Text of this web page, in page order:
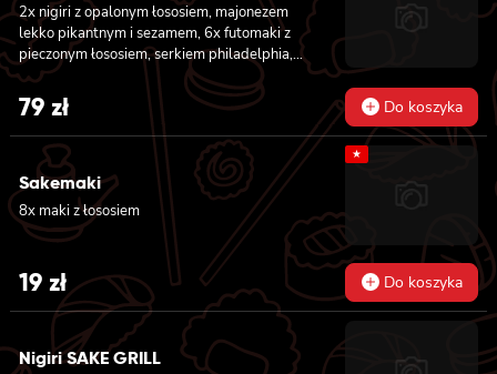
2x nigiri z opalonym łososiem, majonezem
lekko pikantnym i sezamem, 6x futomaki z
pieczonym łososiem, serkiem philadelphia,
awokado, ogórkiem, kanpyo, sałatą, sosem
teriyaki i sezamem, 8x california z krewetką
w tempurze, majonezem lekko pikantnym,
ogórkiem, sezamem i masago, 8x hosomaki z
batatem w tempurze
79 zł Do koszyka
Sakemaki
8x maki z łososiem
★
19 zł Do koszyka
Nigiri SAKE GRILL